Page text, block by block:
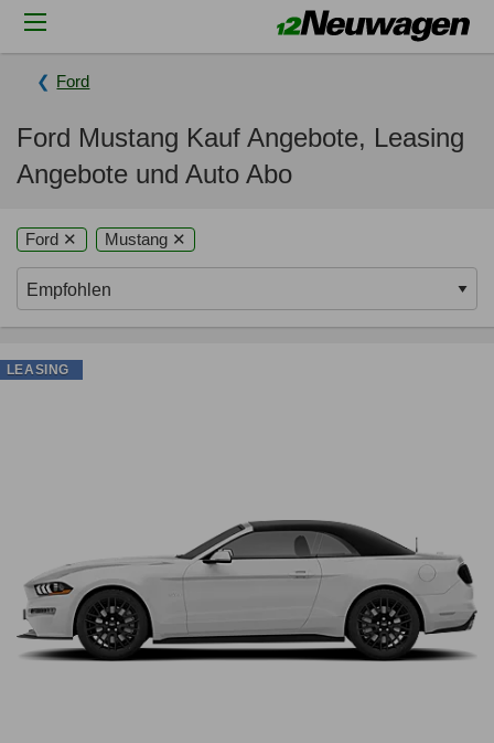
Ford
Ford Mustang Kauf Angebote, Leasing
Angebote und Auto Abo
Ford ✕ Mustang ✕
LEASING